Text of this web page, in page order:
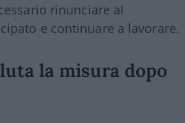
rinunciare al
e continuare a lavorare.
la misura dopo